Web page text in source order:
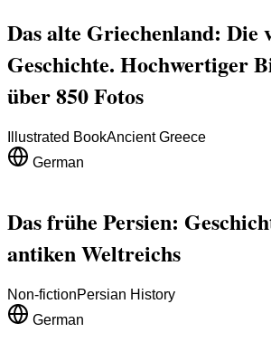
Das alte Griechenland: Die
Geschichte. Hochwertiger
über 850 Fotos
Illustrated BookAncient Greece
German
Das frühe Persien:
antiken Weltreichs
Non-fictionPersian History
German